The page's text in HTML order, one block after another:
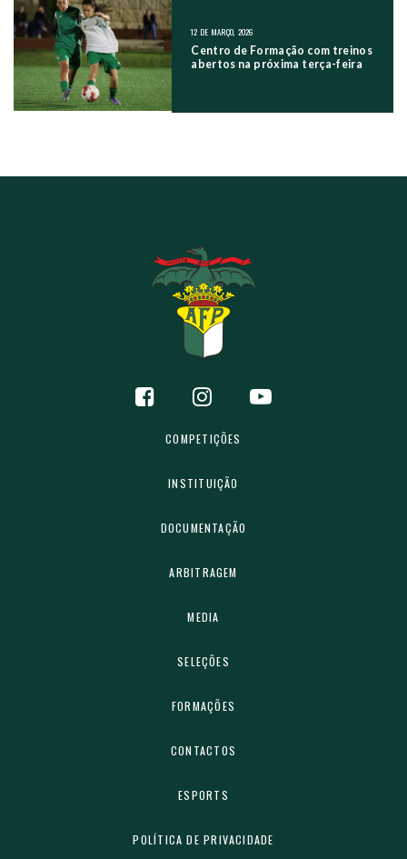
12 DE MARÇO, 2026
Centro de Formação com treinos
abertos na próxima terça-feira
COMPETIÇÕES
INSTITUIÇÃO
DOCUMENTAÇÃO
ARBITRAGEM
MEDIA
SELEÇÕES
FORMAÇÕES
CONTACTOS
ESPORTS
POLÍTICA DE PRIVACIDADE